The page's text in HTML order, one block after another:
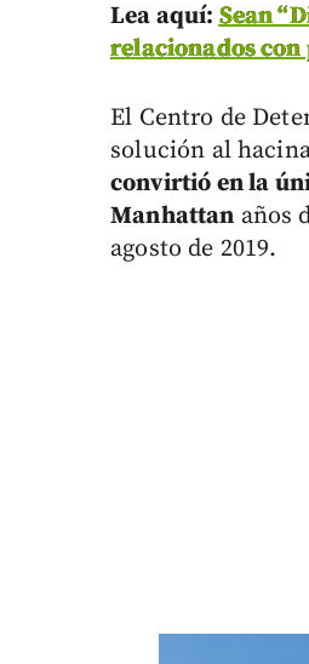
Lea aquí:Sean
relacionados
El Centro de
solución al
convirtió en la
Manhattan años
agosto de 2019.